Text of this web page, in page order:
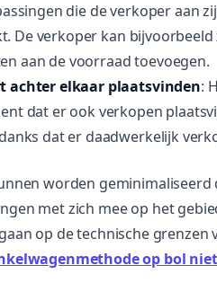
die de verkoper aan
De verkoper kan
aan de voorraad toevoegen.
achter elkaar plaatsvinden:
dat er ook verkopen
dat er daadwerkelijk
worden
met zich mee op het
op de technische grenzen
op bol